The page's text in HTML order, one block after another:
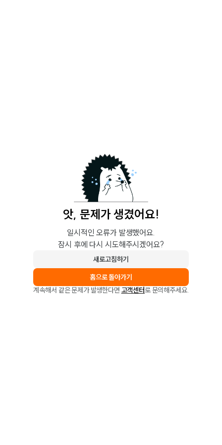
앗, 문제가 생겼어요!
일시적인 오류가 발생했어요.
잠시 후에 다시 시도해주시겠어요?
새로고침하기
홈으로 돌아가기
계속해서 같은 문제가 발생한다면 고객센터로 문의해주세요.